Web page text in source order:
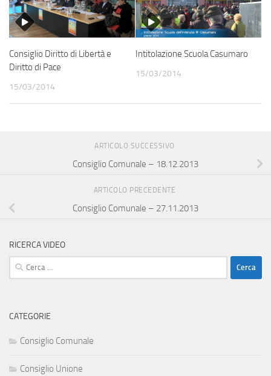
Consiglio Diritto di Libertà e
Diritto di Pace
15/03/2014
Intitolazione Scuola Casumaro
15/03/2014
ARTICOLO SUCCESSIVO
Consiglio Comunale – 18.12.2013
ARTICOLO PRECEDENTE
Consiglio Comunale – 27.11.2013
RICERCA VIDEO
Ricerca
per:
CATEGORIE
Consiglio Comunale
Consiglio Unione